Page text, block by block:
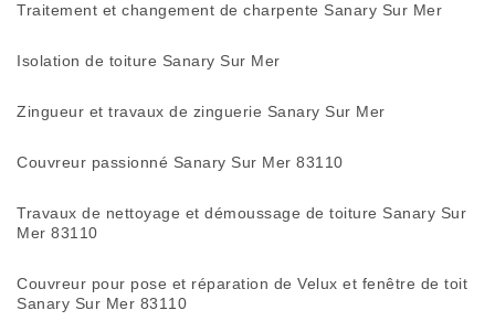
Traitement et changement de charpente Sanary Sur Mer
Isolation de toiture Sanary Sur Mer
Zingueur et travaux de zinguerie Sanary Sur Mer
Couvreur passionné Sanary Sur Mer 83110
Travaux de nettoyage et démoussage de toiture Sanary Sur
Mer 83110
Couvreur pour pose et réparation de Velux et fenêtre de toit
Sanary Sur Mer 83110